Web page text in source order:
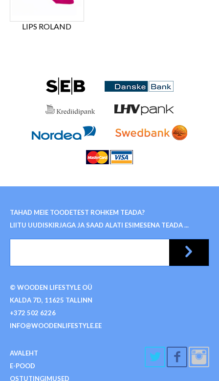
LIPS ROLAND
TAHAD MEIE TOODETEST ROHKEM TEADA?
LIITU UUDISKIRJAGA JA SAAD ALATI ESIMESENA TEADA ...
© WOODEN LIFESTYLE OÜ
KALDA 7D, 11625 TALLINN
+372 502 6226
INFO@WOODENLIFESTYLE.EE
AVALEHT
E-POOD
OSTUTINGIMUSED